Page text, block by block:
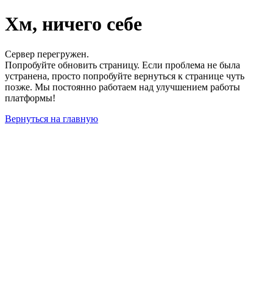
Хм, ничего себе
Сервер перегружен.
Попробуйте обновить страницу. Если проблема не была
устранена, просто попробуйте вернуться к странице чуть
позже. Мы постоянно работаем над улучшением работы
платформы!
Вернуться на главную